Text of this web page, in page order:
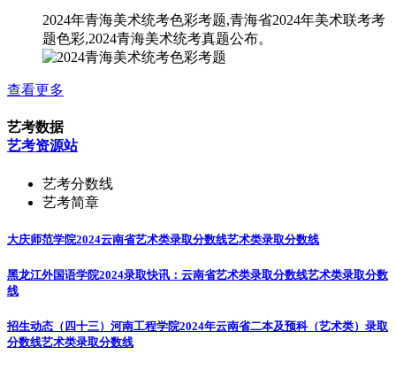
2024年青海美术统考色彩考题,青海省2024年美术联考考
题色彩,2024青海美术统考真题公布。
查看更多
艺考数据
艺考资源站
艺考分数线
艺考简章
大庆师范学院2024云南省艺术类录取分数线艺术类录取分数线
黑龙江外国语学院2024录取快讯：云南省艺术类录取分数线艺术类录取分数
线
招生动态（四十三）河南工程学院2024年云南省二本及预科（艺术类）录取
分数线艺术类录取分数线